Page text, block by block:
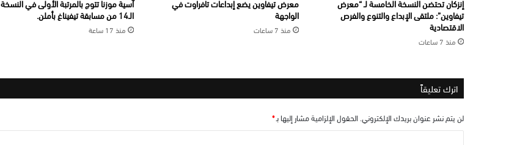
إنزكان تحتضن النسخة الخامسة لـ “معرض
تيفاوين”: ملتقى الإبداع والتنوع والفرص
الاقتصادية
منذ 7 ساعات
معرض تيفاوين يضع إبداعات تافراوت في
الواجهة
منذ 7 ساعات
آسية موزنا تتوج بالمرتبة الأولى في النسخة
الـ14 من مسابقة تيفيناغ بأملن.
منذ 17 ساعة
اترك تعليقاً
لن يتم نشر عنوان بريدك الإلكتروني. الحقول الإلزامية مشار إليها بـ*